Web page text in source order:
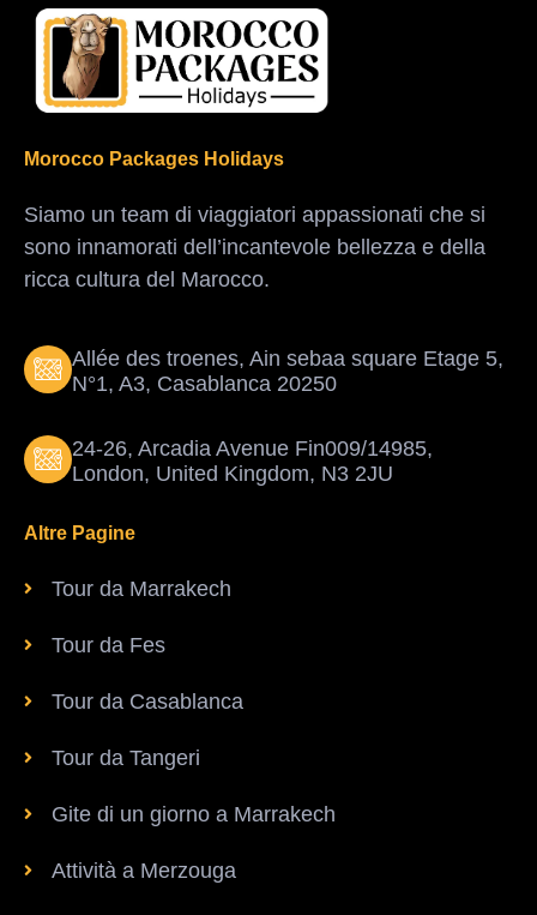
Morocco Packages Holidays
Siamo un team di viaggiatori appassionati che si
sono innamorati dell’incantevole bellezza e della
ricca cultura del Marocco.
Allée des troenes, Ain sebaa square Etage 5,
N°1, A3, Casablanca 20250
24-26, Arcadia Avenue Fin009/14985,
London, United Kingdom, N3 2JU
Altre Pagine
Tour da Marrakech
Tour da Fes
Tour da Casablanca
Tour da Tangeri
Gite di un giorno a Marrakech
Attività a Merzouga